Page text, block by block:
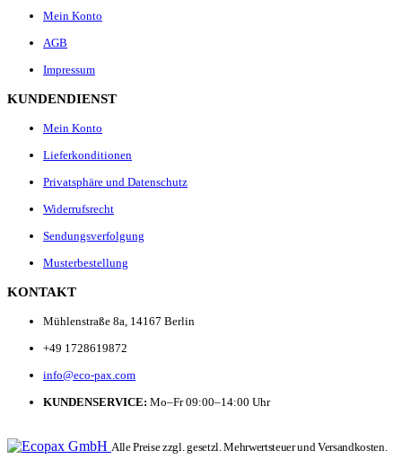
Mein Konto
AGB
Impressum
KUNDENDIENST
Mein Konto
Lieferkonditionen
Privatsphäre und Datenschutz
Widerrufsrecht
Sendungsverfolgung
Musterbestellung
KONTAKT
Mühlenstraße 8a, 14167 Berlin
+49 1728619872
info@eco-pax.com
KUNDENSERVICE: Mo–Fr 09:00–14:00 Uhr
Alle Preise zzgl. gesetzl. Mehrwertsteuer und Versandkosten.